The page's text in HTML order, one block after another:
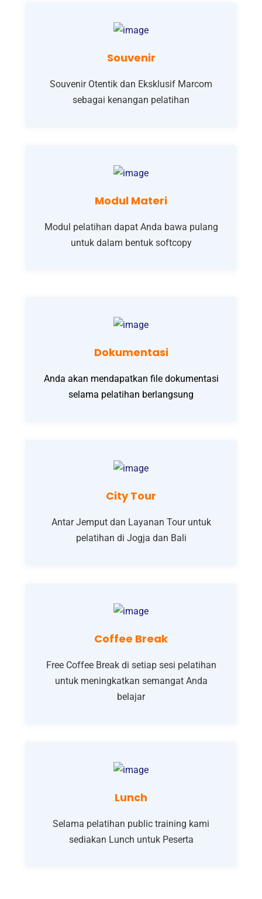
Souvenir
Souvenir Otentik dan Eksklusif Marcom
sebagai kenangan pelatihan
Modul Materi
Modul pelatihan dapat Anda bawa pulang
untuk dalam bentuk softcopy
Dokumentasi
Anda akan mendapatkan file dokumentasi
selama pelatihan berlangsung
City Tour
Antar Jemput dan Layanan Tour untuk
pelatihan di Jogja dan Bali
Coffee Break
Free Coffee Break di setiap sesi pelatihan
untuk meningkatkan semangat Anda
belajar
Lunch
Selama pelatihan public training kami
sediakan Lunch untuk Peserta